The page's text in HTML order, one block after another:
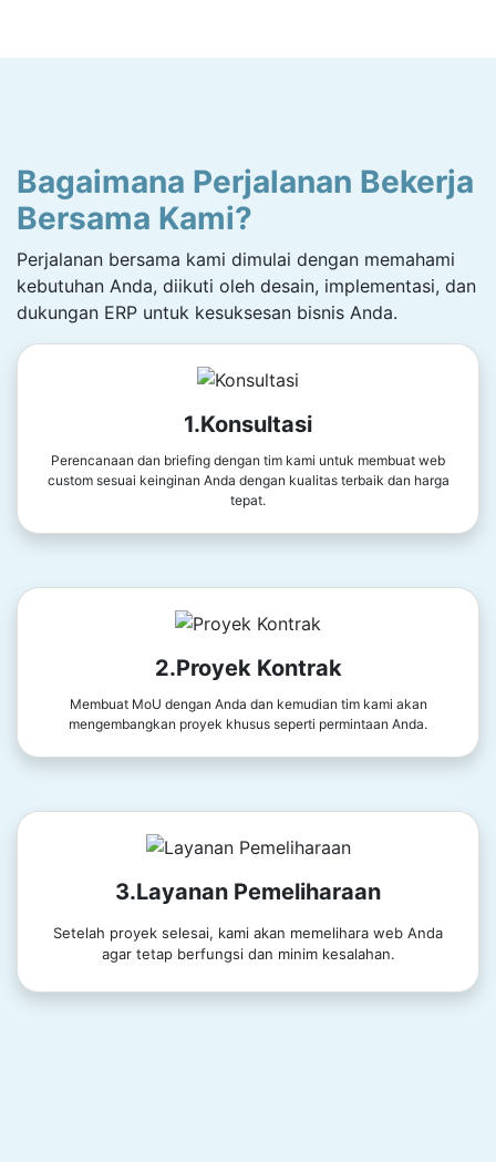
Bagaimana Perjalanan Bekerja
Bersama Kami?
Perjalanan bersama kami dimulai dengan memahami
kebutuhan Anda, diikuti oleh desain, implementasi, dan
dukungan ERP untuk kesuksesan bisnis Anda.
1.Konsultasi
Perencanaan dan briefing dengan tim kami untuk membuat web
custom sesuai keinginan Anda dengan kualitas terbaik dan harga
tepat.
2.Proyek Kontrak
Membuat MoU dengan Anda dan kemudian tim kami akan
mengembangkan proyek khusus seperti permintaan Anda.
3.Layanan Pemeliharaan
Setelah proyek selesai, kami akan memelihara web Anda
agar tetap berfungsi dan minim kesalahan.